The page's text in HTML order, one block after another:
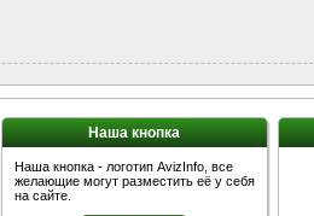
Наша кнопка
Наша кнопка - логотип AvizInfo, все
желающие могут разместить её у себя
на сайте.